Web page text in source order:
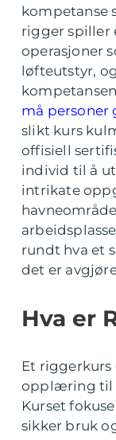
kompetanse
rigger spiller
operasjoner
løfteutstyr,
må personer
slikt kurs
offisiell
individ til å
intrikate
rundt hva et
det er
Hva er
Et
opplæring til
Kurset
sikker bruk